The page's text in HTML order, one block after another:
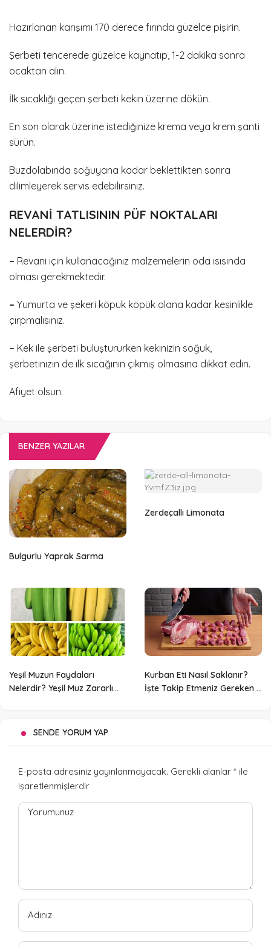
Hazırlanan karışımı 170 derece fırında güzelce pişirin.
Şerbeti tencerede güzelce kaynatıp, 1-2 dakika sonra
ocaktan alın.
İlk sıcaklığı geçen şerbeti kekin üzerine dökün.
En son olarak üzerine istediğinize krema veya krem şanti
sürün.
Buzdolabında soğuyana kadar beklettikten sonra
dilimleyerek servis edebilirsiniz.
REVANİ TATLISININ PÜF NOKTALARI
NELERDİR?
– Revani için kullanacağınız malzemelerin oda ısısında
olması gerekmektedir.
– Yumurta ve şekeri köpük köpük olana kadar kesinlikle
çırpmalısınız.
– Kek ile şerbeti buluştururken kekinizin soğuk,
şerbetinizin de ilk sıcağının çıkmış olmasına dikkat edin.
Afiyet olsun.
BENZER YAZILAR
Bulgurlu Yaprak Sarma
Zerdeçallı Limonata
Yeşil Muzun Faydaları
Nelerdir? Yeşil Muz Zararlı
Kurban Eti Nasıl Saklanır?
İşte Takip Etmeniz Gereken 5
SENDE YORUM YAP
E-posta adresiniz yayınlanmayacak. Gerekli alanlar * ile
işaretlenmişlerdir
Yorumunuz
Adınız